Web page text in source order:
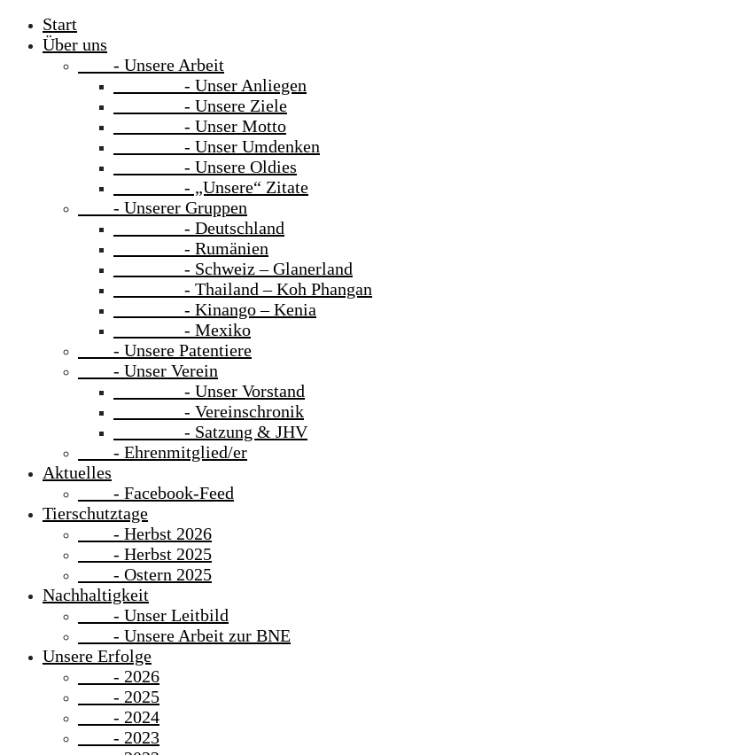
Start
Über uns
- Unsere Arbeit
- Unser Anliegen
- Unsere Ziele
- Unser Motto
- Unser Umdenken
- Unsere Oldies
- „Unsere“ Zitate
- Unserer Gruppen
- Deutschland
- Rumänien
- Schweiz – Glanerland
- Thailand – Koh Phangan
- Kinango – Kenia
- Mexiko
- Unsere Patentiere
- Unser Verein
- Unser Vorstand
- Vereinschronik
- Satzung & JHV
- Ehrenmitglied/er
Aktuelles
- Facebook-Feed
Tierschutztage
- Herbst 2026
- Herbst 2025
- Ostern 2025
Nachhaltigkeit
- Unser Leitbild
- Unsere Arbeit zur BNE
Unsere Erfolge
- 2026
- 2025
- 2024
- 2023